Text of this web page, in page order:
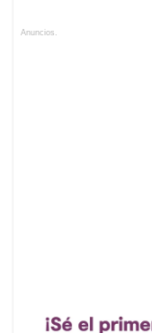
Anuncios.